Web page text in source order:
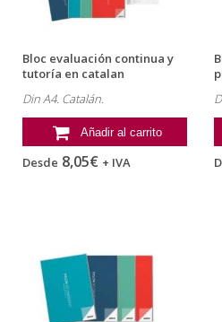
Bloc evaluación continua y
tutoría en catalan
Din A4. Catalán.
Añadir al carrito
Desde 8,05€ + IVA